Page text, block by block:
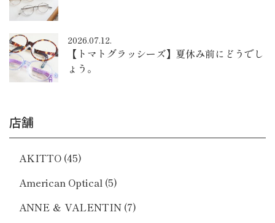
2026.07.12.
【トマトグラッシーズ】夏休み前にどうでし
ょう。
店舗
AKITTO (45)
American Optical (5)
ANNE ＆ VALENTIN (7)